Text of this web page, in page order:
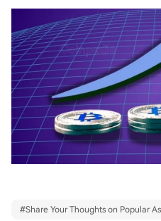
#Share Your Thoughts on Popular